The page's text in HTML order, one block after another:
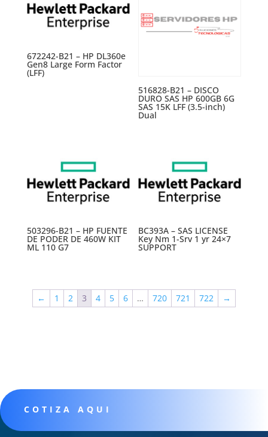
672242-B21 – HP DL360e
Gen8 Large Form Factor
(LFF)
516828-B21 – DISCO
DURO SAS HP 600GB 6G
SAS 15K LFF (3.5-inch)
Dual
503296-B21 – HP FUENTE
DE PODER DE 460W KIT
ML 110 G7
BC393A – SAS LICENSE
Key Nm 1-Srv 1 yr 24×7
SUPPORT
← 1 2 3 4 5 6 … 720 721 722 →
COTIZA AQUI